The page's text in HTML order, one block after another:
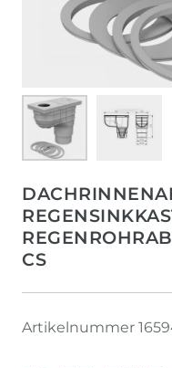
CS
Artikelnummer